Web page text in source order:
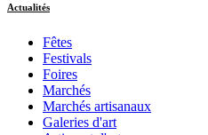
Actualités
Fêtes
Festivals
Foires
Marchés
Marchés artisanaux
Galeries d'art